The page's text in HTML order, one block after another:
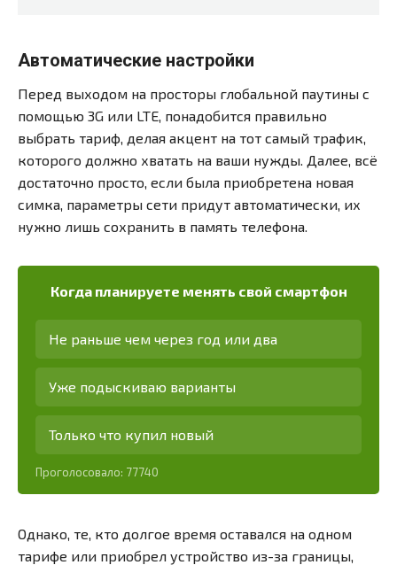
Автоматические настройки
Перед выходом на просторы глобальной паутины с
помощью 3G или LTE, понадобится правильно
выбрать тариф, делая акцент на тот самый трафик,
которого должно хватать на ваши нужды. Далее, всё
достаточно просто, если была приобретена новая
симка, параметры сети придут автоматически, их
нужно лишь сохранить в память телефона.
Когда планируете менять свой смартфон
Не раньше чем через год или два
Уже подыскиваю варианты
Только что купил новый
Проголосовало: 77740
Однако, те, кто долгое время оставался на одном
тарифе или приобрел устройство из-за границы,